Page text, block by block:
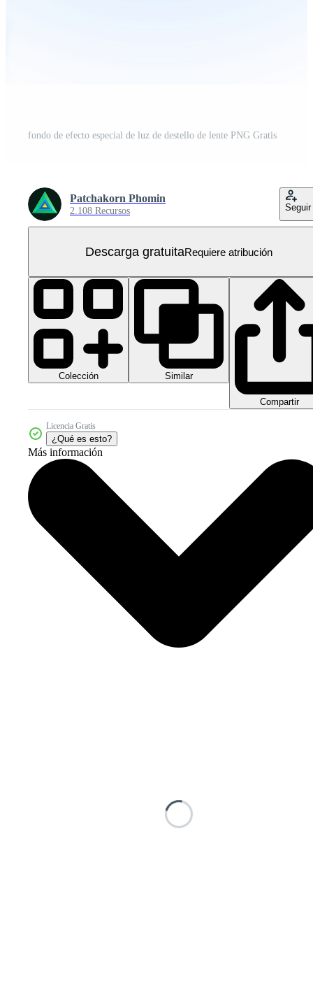
fondo de efecto especial de luz de destello de lente PNG Gratis
Patchakorn Phomin
2.108 Recursos Seguir
Descarga gratuitaRequiere atribución
Colección Similar
Compartir
Licencia Gratis
¿Qué es esto?
Más información